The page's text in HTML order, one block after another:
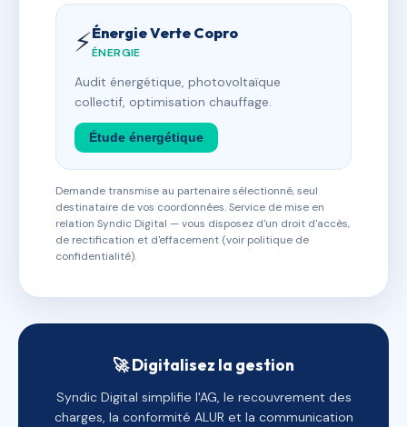
⚡Énergie Verte Copro
ÉNERGIE
Audit énergétique, photovoltaïque
collectif, optimisation chauffage.
Étude énergétique
Demande transmise au partenaire sélectionné, seul
destinataire de vos coordonnées. Service de mise en
relation Syndic Digital — vous disposez d'un droit d'accès,
de rectification et d'effacement (voir politique de
confidentialité).
🚀 Digitalisez la gestion
Syndic Digital simplifie l'AG, le recouvrement des
charges, la conformité ALUR et la communication